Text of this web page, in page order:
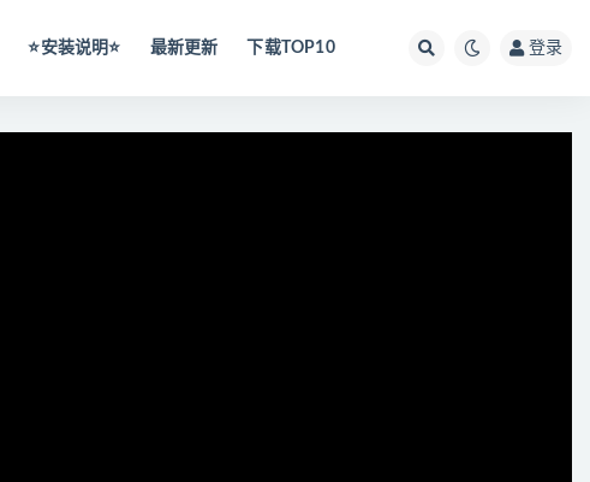
⭐️安装说明⭐️ 最新更新 下载TOP10 登录